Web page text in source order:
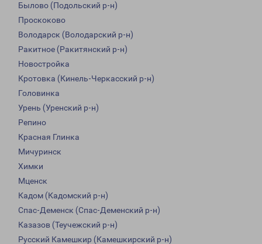
Былово (Подольский р-н)
Проскоково
Володарск (Володарский р-н)
Ракитное (Ракитянский р-н)
Новостройка
Кротовка (Кинель-Черкасский р-н)
Головинка
Урень (Уренский р-н)
Репино
Красная Глинка
Мичуринск
Химки
Мценск
Кадом (Кадомский р-н)
Спас-Деменск (Спас-Деменский р-н)
Казазов (Теучежский р-н)
Русский Камешкир (Камешкирский р-н)